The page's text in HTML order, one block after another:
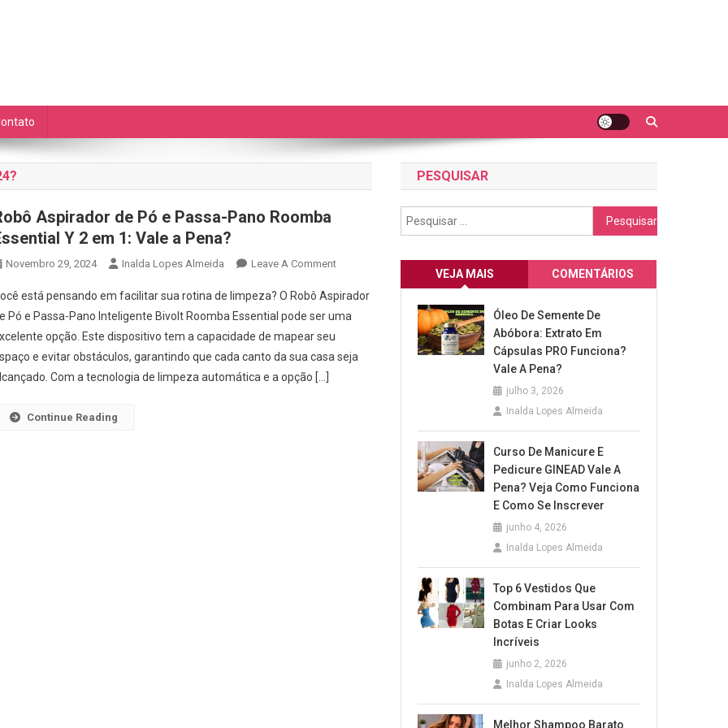
Aspirador de Pó e Passa-Pano Roomba
Y 2 em 1: Vale a Pena?
Novembro 29, 2024 Inalda Lopes Almeida Leave A CommentOn
Aspirador
De
E
está pensando em facilitar sua rotina de limpeza? O Robô Aspirador
Pó e Passa-Pano Inteligente Bivolt Roomba Essential pode ser uma
opção. Este dispositivo tem a capacidade de mapear seu
e evitar obstáculos, garantindo que cada canto da sua casa seja
Com a tecnologia de limpeza automática e a opção […]
Continue Reading
PESQUISAR
Pesquisar
por:
VEJA MAIS COMENTÁRIOS
Óleo De Semente De
Abóbora: Extrato Em
Cápsulas PRO Funciona?
Vale A Pena?
julho 3, 2026
Inalda Lopes Almeida
Curso De Manicure E
Pedicure GINEAD Vale A
Pena? Veja Como Funciona
E Como Se Inscrever
junho 4, 2026
Inalda Lopes Almeida
Top 6 Vestidos Que
Combinam Para Usar Com
Botas E Criar Looks
Incríveis
junho 2, 2026
Inalda Lopes Almeida
Melhor Shampoo Barato